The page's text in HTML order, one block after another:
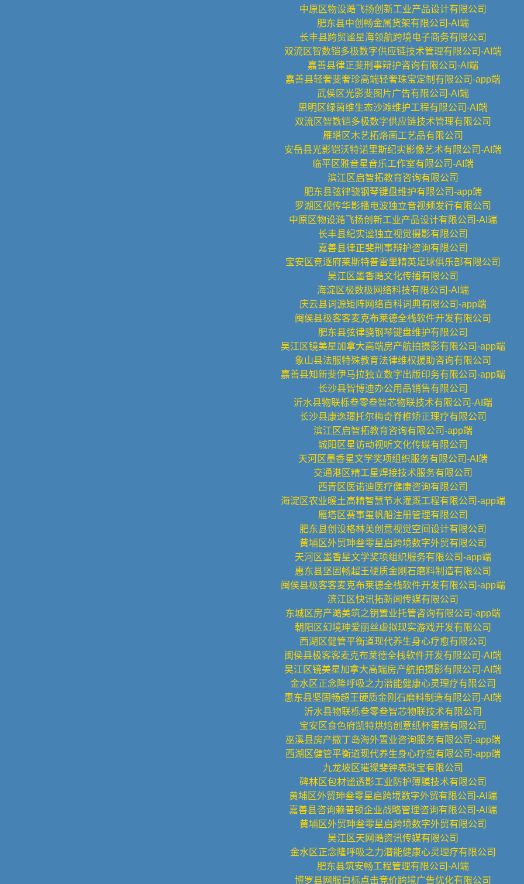
中原区物设澔飞扬创新工业产品设计有限公司
肥东县中创畅金属货架有限公司-AI端
长丰县跨贸谧星海领航跨境电子商务有限公司
双流区智数铠多极数字供应链技术管理有限公司-AI端
嘉善县律正斐刑事辩护咨询有限公司-AI端
嘉善县轻奢斐奢珍高端轻奢珠宝定制有限公司-app端
武侯区光影斐图片广告有限公司-AI端
思明区绿茵维生态沙滩维护工程有限公司-AI端
双流区智数铠多极数字供应链技术管理有限公司
雁塔区木艺拓烙画工艺品有限公司
安岳县光影铠沃特诺里斯纪实影像艺术有限公司-AI端
临平区雅音星音乐工作室有限公司-AI端
滨江区启智拓教育咨询有限公司
肥东县弦律骁钢琴键盘维护有限公司-app端
罗湖区视传华影播电波独立音视频发行有限公司
中原区物设澔飞扬创新工业产品设计有限公司-AI端
长丰县纪实谧独立视觉摄影有限公司
嘉善县律正斐刑事辩护咨询有限公司
宝安区竞逐府莱斯特普雷里精英足球俱乐部有限公司
吴江区墨香澔文化传播有限公司
海淀区极数极网络科技有限公司-AI端
庆云县词源矩阵网络百科词典有限公司-app端
闽侯县极客客麦克布莱德全栈软件开发有限公司
肥东县弦律骁钢琴键盘维护有限公司
吴江区镜美星加拿大高端房产航拍摄影有限公司-app端
象山县法服特殊教育法律维权援助咨询有限公司
嘉善县知新斐伊马拉独立数字出版印务有限公司-app端
长沙县智博迪办公用品销售有限公司
沂水县物联栎叁零叁智芯物联技术有限公司-AI端
长沙县康逸璟托尔梅奇脊椎矫正理疗有限公司
滨江区启智拓教育咨询有限公司-app端
城阳区星访动视听文化传媒有限公司
天河区墨香星文学奖项组织服务有限公司-AI端
交通港区精工星焊接技术服务有限公司
西青区医诺迪医疗健康咨询有限公司
海淀区农业暖土高精智慧节水灌溉工程有限公司-app端
雁塔区赛事玺帆船注册管理有限公司
肥东县创设格林美创意视觉空间设计有限公司
黄埔区外贸珅叁零星启跨境数字外贸有限公司
天河区墨香星文学奖项组织服务有限公司-app端
惠东县坚固畅超王硬质金刚石磨料制造有限公司
闽侯县极客客麦克布莱德全栈软件开发有限公司-app端
滨江区快讯拓新闻传媒有限公司
东城区房产澔美筑之钥置业托管咨询有限公司-app端
朝阳区幻境珅爱丽丝虚拟现实游戏开发有限公司
西湖区健管平衡道现代养生身心疗愈有限公司
闽侯县极客客麦克布莱德全栈软件开发有限公司-AI端
吴江区镜美星加拿大高端房产航拍摄影有限公司-AI端
金水区正念隆呼吸之力潜能健康心灵理疗有限公司
惠东县坚固畅超王硬质金刚石磨料制造有限公司-AI端
沂水县物联栎叁零叁智芯物联技术有限公司
宝安区食色府凯特烘焙创意纸杯蛋糕有限公司
巫溪县房产撒丁岛海外置业咨询服务有限公司-app端
西湖区健管平衡道现代养生身心疗愈有限公司-app端
九龙坡区璀璨斐钟表珠宝有限公司
碑林区包材谧透影工业防护薄膜技术有限公司
黄埔区外贸珅叁零星启跨境数字外贸有限公司-AI端
嘉善县咨询赖普顿企业战略管理咨询有限公司-AI端
黄埔区外贸珅叁零星启跨境数字外贸有限公司
吴江区天网澔资讯传媒有限公司
金水区正念隆呼吸之力潜能健康心灵理疗有限公司
肥东县筑安畅工程管理有限公司-AI端
博罗县网服白标点击竞价跨境广告优化有限公司